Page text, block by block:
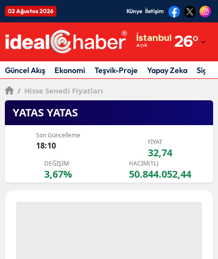
02 Ağustos 2026 Künye İletişim
İstanbul
Açık 26°
Adıyaman
Afyonkarahisar
Antalya
Artvin
Güncel Akış Ekonomi Teşvik-Proje Yapay Zeka
/ Hisse Senedi Fiyatları
YATAS YATAS
Son Güncelleme
18:10 FİYAT
32,74
DEĞİŞİM
3,67%
HACİM(TL)
50.844.052,44